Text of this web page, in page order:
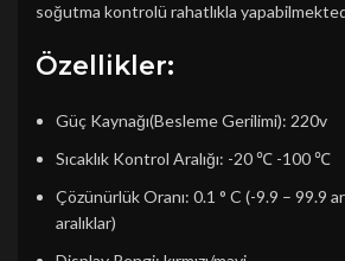
soğutma kontrolü rahatlıkla
Özellikler:
Güç Kaynağı(Besleme Gerilimi): 220v
Sıcaklık Kontrol Aralığı: -20 ℃ -100 ℃
Çözünürlük Oranı: 0.1 ° C (-9.9 – 99.9
aralıklar)